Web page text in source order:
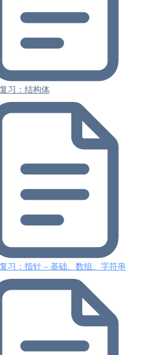
习：结构体
习：指针 – 基础、数组、字符串